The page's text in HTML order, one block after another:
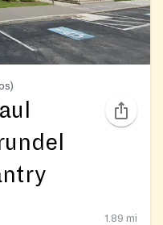
1.89 mi